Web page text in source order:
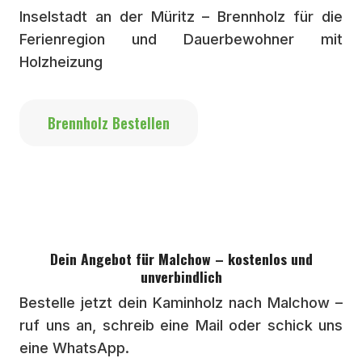
Inselstadt an der Müritz – Brennholz für die
Ferienregion und Dauerbewohner mit
Holzheizung
Brennholz Bestellen
Dein Angebot für Malchow – kostenlos und
unverbindlich
Bestelle jetzt dein Kaminholz nach Malchow –
ruf uns an, schreib eine Mail oder schick uns
eine WhatsApp.